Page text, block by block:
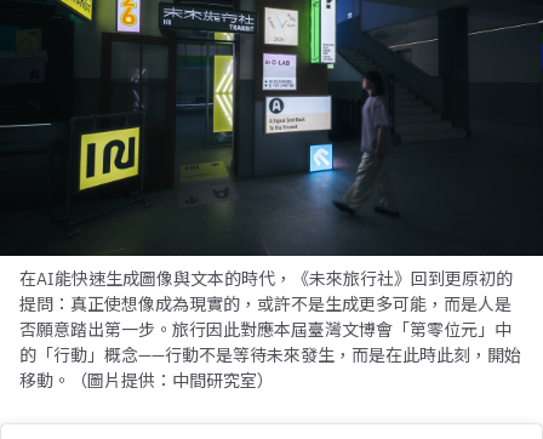
在AI能快速生成圖像與文本的時代，《未來旅行社》回到更原初的
提問：真正使想像成為現實的，或許不是生成更多可能，而是人是
否願意踏出第一步。旅行因此對應本屆臺灣文博會「第零位元」中
的「行動」概念——行動不是等待未來發生，而是在此時此刻，開始
移動。（圖片提供：中間研究室）